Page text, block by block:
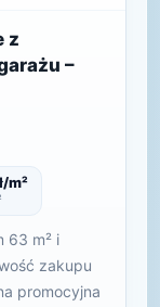
z
–
m²
63 m² i
zakupu
promocyjna